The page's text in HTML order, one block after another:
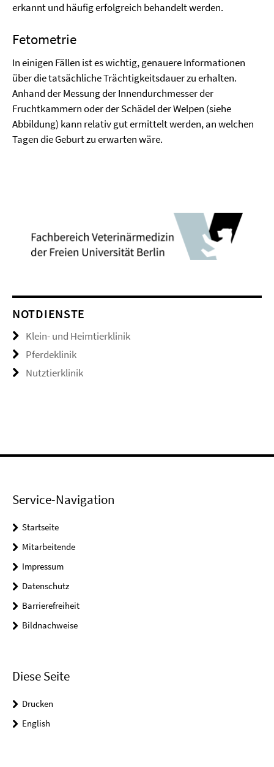
erkannt und häufig erfolgreich behandelt werden.
Fetometrie
In einigen Fällen ist es wichtig, genauere Informationen
über die tatsächliche Trächtigkeitsdauer zu erhalten.
Anhand der Messung der Innendurchmesser der
Fruchtkammern oder der Schädel der Welpen (siehe
Abbildung) kann relativ gut ermittelt werden, an welchen
Tagen die Geburt zu erwarten wäre.
NOTDIENSTE
Klein- und Heimtierklinik
Pferdeklinik
Nutztierklinik
Service-Navigation
Startseite
Mitarbeitende
Impressum
Datenschutz
Barrierefreiheit
Bildnachweise
Diese Seite
Drucken
English